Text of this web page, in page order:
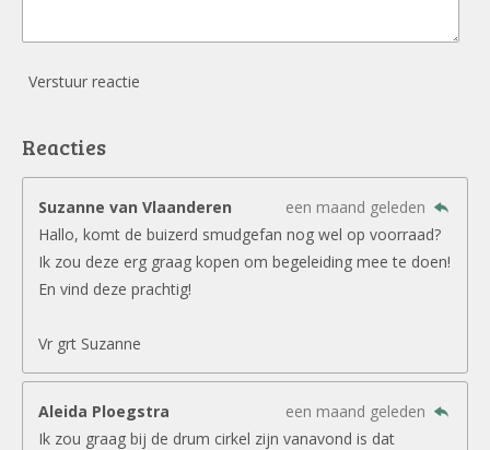
Verstuur reactie
Reacties
Suzanne van Vlaanderen
een maand geleden
Hallo, komt de buizerd smudgefan nog wel op voorraad?
Ik zou deze erg graag kopen om begeleiding mee te doen!
En vind deze prachtig!
Vr grt Suzanne
Aleida Ploegstra
een maand geleden
Ik zou graag bij de drum cirkel zijn vanavond is dat